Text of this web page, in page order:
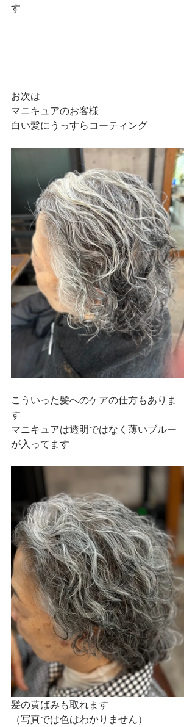
す
お次は
マニキュアのお客様
白い髪にうっすらコーティング
こういった髪へのケアの仕方もありま
す
マニキュアは透明ではなく薄いブルー
が入ってます
髪の黄ばみも取れます
（写真では色はわかりません）